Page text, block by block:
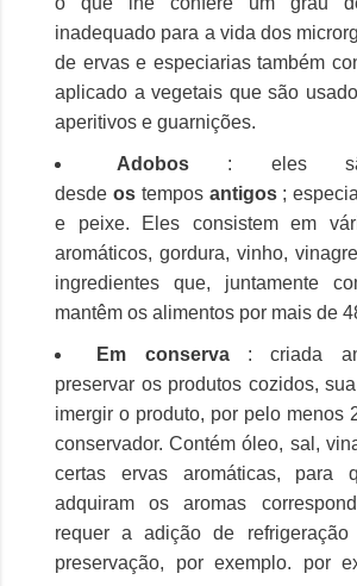
inadequado para a vida dos
de ervas e especiarias também
aplicado a vegetais que são
aperitivos e guarnições.
Adobos : eles
desde ostempos antigos;
e peixe.
Eles consistem em
aromáticos, gordura, vinho,
ingredientes que, juntamente
mantêm os alimentos por mais de
Em conserva: criada
preservar os produtos cozidos,
imergir o produto, por pelo menos
conservador.Contém óleo, sal,
certas ervas aromáticas, para
adquiram os aromas
requer a adição de
preservação, por exemplo. por